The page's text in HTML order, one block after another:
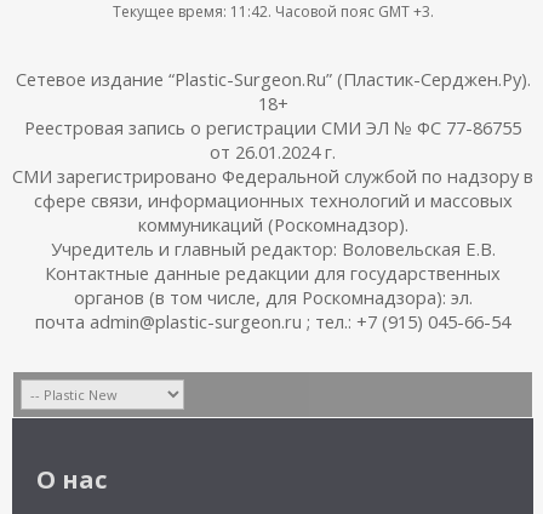
Текущее время: 11:42. Часовой пояс GMT +3.
Сетевое издание “Plastic-Surgeon.Ru” (Пластик-Серджен.Ру).
18+
Реестровая запись о регистрации СМИ ЭЛ № ФС 77-86755
от 26.01.2024 г.
СМИ зарегистрировано Федеральной службой по надзору в
сфере связи, информационных технологий и массовых
коммуникаций (Роскомнадзор).
Учредитель и главный редактор: Воловельская Е.В.
Контактные данные редакции для государственных
органов (в том числе, для Роскомнадзора): эл.
почта admin@plastic-surgeon.ru ; тел.: +7 (915) 045-66-54
О нас